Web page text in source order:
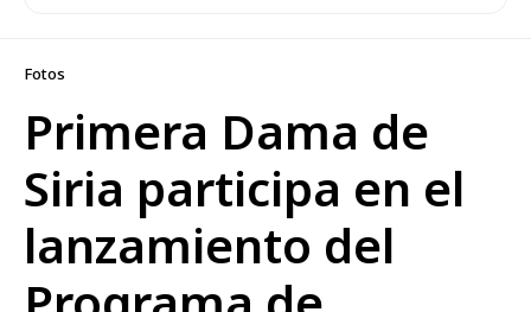
Fotos
Primera Dama de
Siria participa en el
lanzamiento del